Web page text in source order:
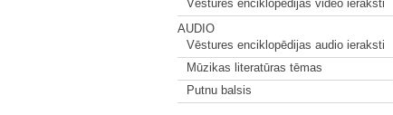
Vēstures enciklopēdijas video ieraksti
AUDIO
Vēstures enciklopēdijas audio ieraksti
Mūzikas literatūras tēmas
Putnu balsis